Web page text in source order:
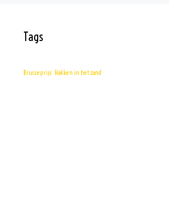
Tags
Brusseprijs Hakken in het zand